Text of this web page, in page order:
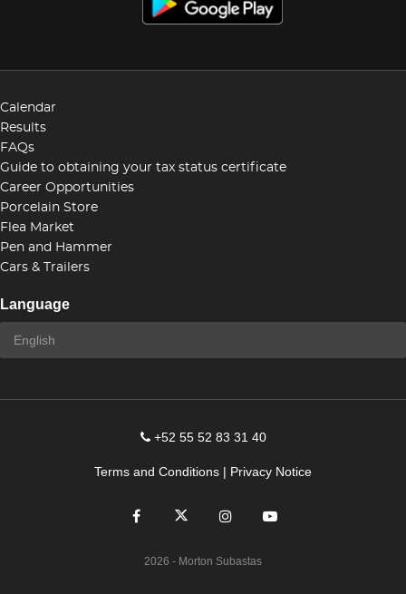
Calendar
Results
FAQs
Guide to obtaining your tax status certificate
Career Opportunities
Porcelain Store
Flea Market
Pen and Hammer
Cars & Trailers
Language
+52 55 52 83 31 40
Terms and Conditions | Privacy Notice
2026 - Morton Subastas